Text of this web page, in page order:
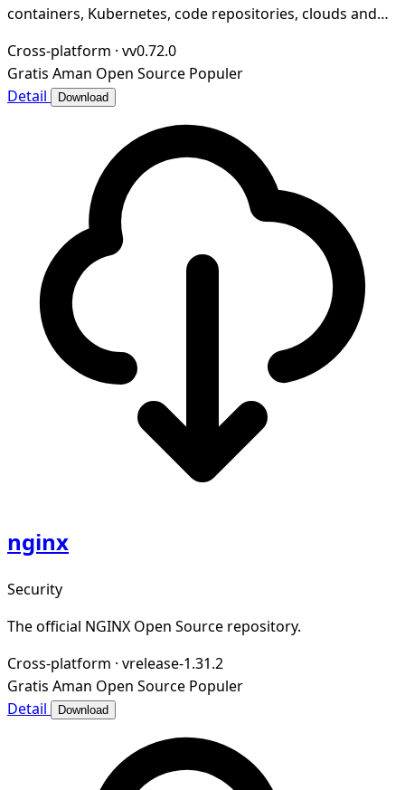
containers, Kubernetes, code repositories, clouds and
Cross-platform · vv0.72.0
Gratis Aman Open Source Populer
Detail
Download
nginx
Security
The official NGINX Open Source repository.
Cross-platform · vrelease-1.31.2
Gratis Aman Open Source Populer
Detail
Download